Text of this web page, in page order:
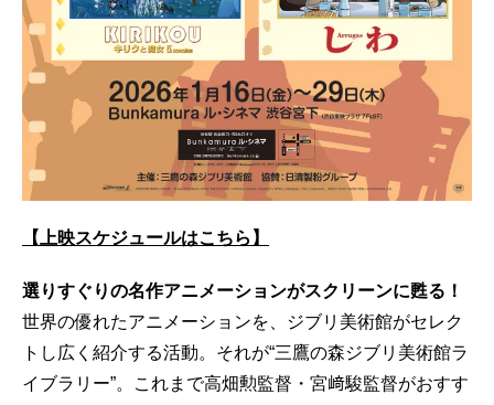
【上映スケジュールはこちら】
選りすぐりの名作アニメーションがスクリーンに甦る！
世界の優れたアニメーションを、ジブリ美術館がセレク
トし広く紹介する活動。それが“三鷹の森ジブリ美術館ラ
イブラリー”。これまで高畑勲監督・宮﨑駿監督がおすす